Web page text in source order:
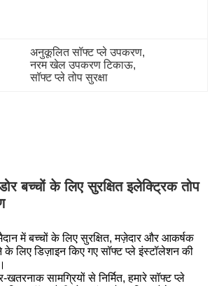
अनुकूलित सॉफ्ट प्ले उपकरण,
नरम खेल उपकरण टिकाऊ,
सॉफ्ट प्ले तोप सुरक्षा
बच्चों के लिए सुरक्षित इलेक्ट्रिक तोप
में बच्चों के लिए सुरक्षित, मज़ेदार और आकर्षक
के लिए डिज़ाइन किए गए सॉफ्ट प्ले इंस्टॉलेशन की
खतरनाक सामग्रियों से निर्मित, हमारे सॉफ्ट प्ले